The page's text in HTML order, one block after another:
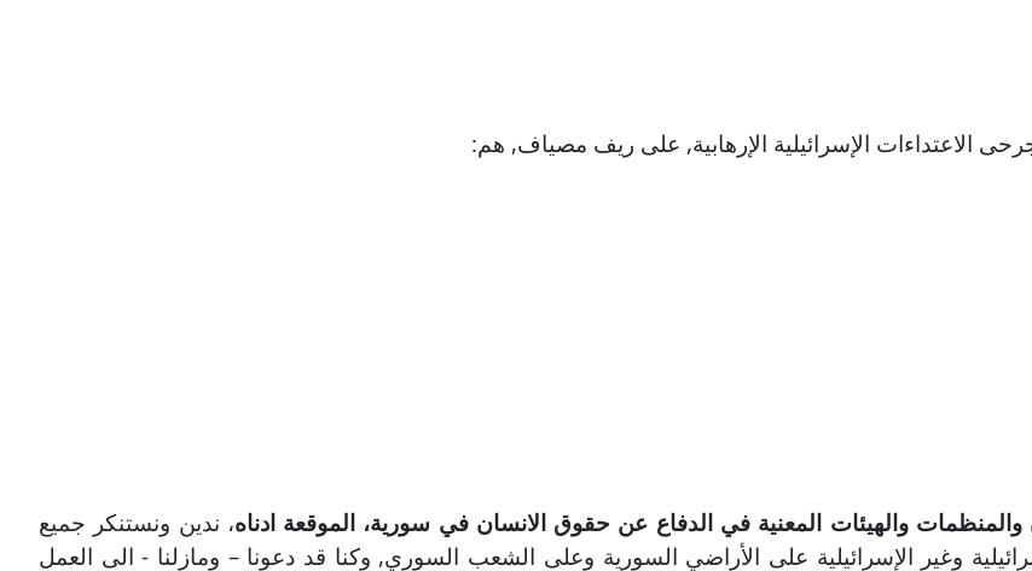
الاعتداءات الإسرائيلية الإرهابية, على ريف مصياف, هم:
والهيئات المعنية في الدفاع عن حقوق الانسان في سورية، الموقعة ادناه، ندين ونستنكر جميع
وغير الإسرائيلية على الأراضي السورية وعلى الشعب السوري, وكنا قد دعونا – ومازلنا - الى العمل